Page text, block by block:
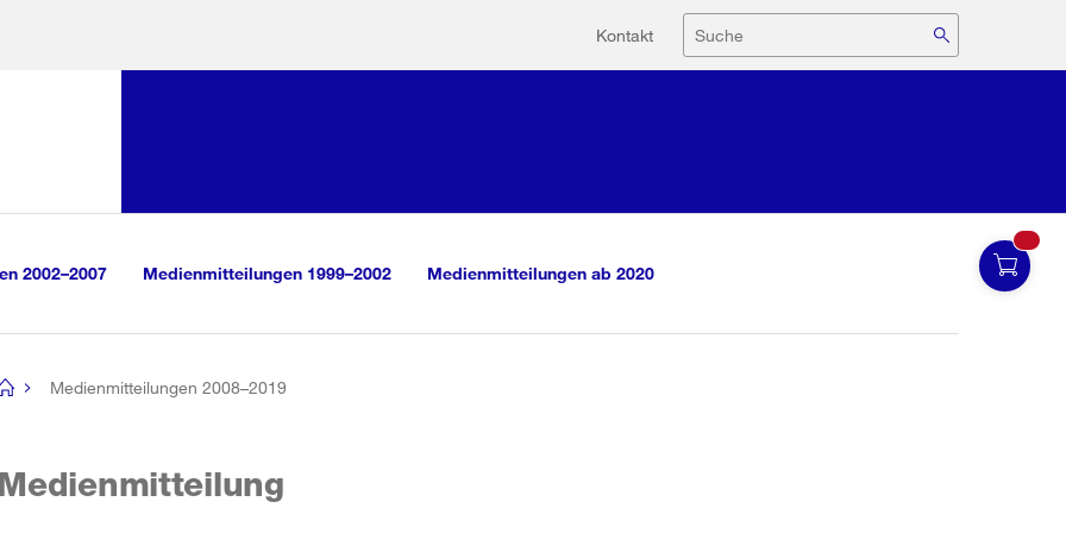
Hilfsnavigation
Kontakt Suche
2002–2007 Medienmitteilungen 1999–2002 Medienmitteilungen ab 2020
Medienmitteilungen 2008–2019